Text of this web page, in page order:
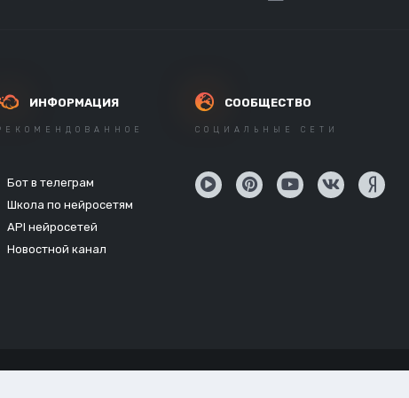
ИНФОРМАЦИЯ
Бот в телеграм
Школа по нейросетям
API нейросетей
Новостной канал
СООБЩЕСТВО
СОЦИАЛЬНЫЕ СЕТИ